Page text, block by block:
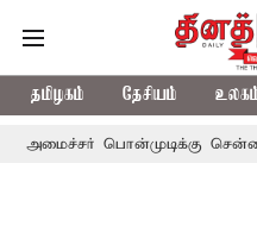
தமிழகம் தேசியம்
பொன்முடிக்கு சென்னை